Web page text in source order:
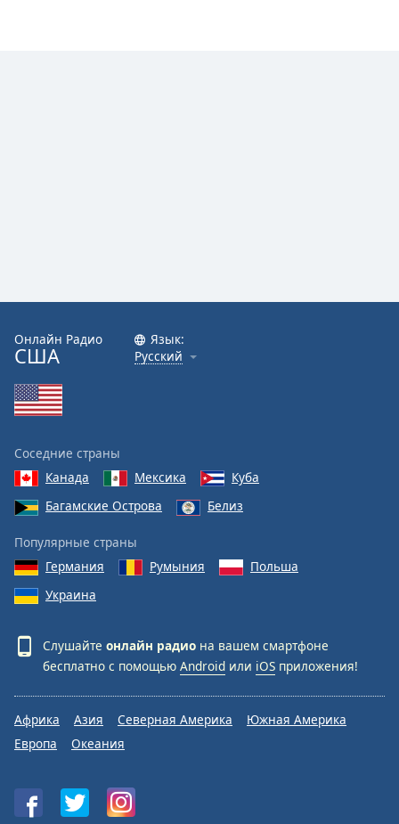
Онлайн Радио
США
Язык:
Русский
Соседние страны
Канада
Мексика
Куба
Багамские Острова
Белиз
Популярные страны
Германия
Румыния
Польша
Украина
Слушайте онлайн радио на вашем смартфоне
бесплатно с помощью Android или iOS приложения!
Африка Азия Северная Америка
Южная Америка
Европа
Океания